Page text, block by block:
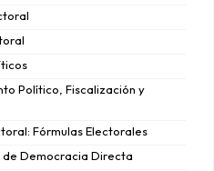
Político, Fiscalización y
Fórmulas Electorales
de Democracia Directa